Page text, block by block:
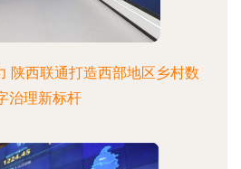
陕西联通打造西部地区乡村数
治理新标杆